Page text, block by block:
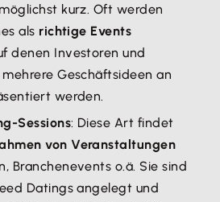
kurz. Oft werden
als richtige Events
denen Investoren und
Geschäftsideen an
werden.
Sessions: Diese Art findet
von Veranstaltungen
Branchenevents o.ä. Sie sind
Datings angelegt und